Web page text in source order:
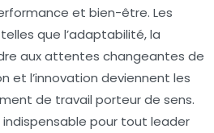
et bien-être. Les
que l’adaptabilité, la
aux attentes changeantes de
et l’innovation deviennent les
de travail porteur de sens.
pour tout leader